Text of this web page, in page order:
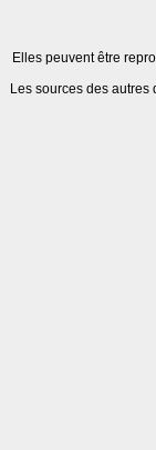
Elles peuvent être
Les sources des